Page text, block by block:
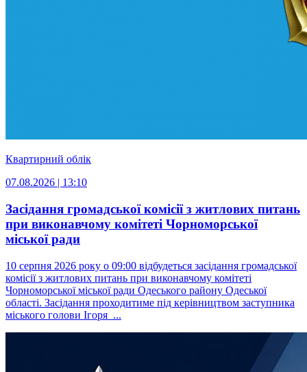
Квартирний облік
07.08.2026 | 13:10
Засідання громадської комісії з житлових питань
при виконавчому комітеті Чорноморської
міської ради
10 серпня 2026 року о 09:00 відбудеться засідання громадської
комісії з житлових питань при виконавчому комітеті
Чорноморської міської ради Одеського району Одеської
області. Засідання проходитиме під керівництвом заступника
міського голови Ігоря ...